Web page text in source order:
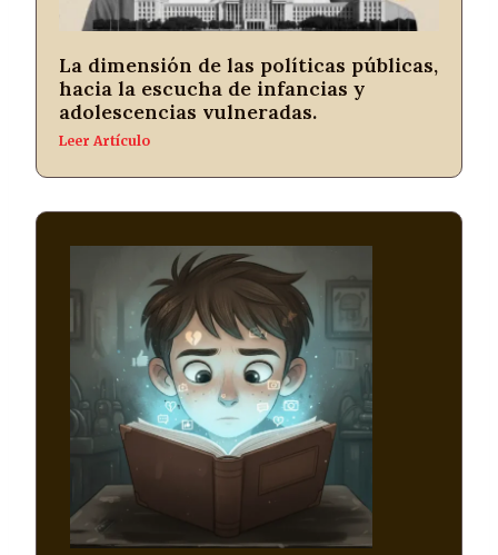
La dimensión de las políticas públicas,
hacia la escucha de infancias y
adolescencias vulneradas.
Leer Artículo